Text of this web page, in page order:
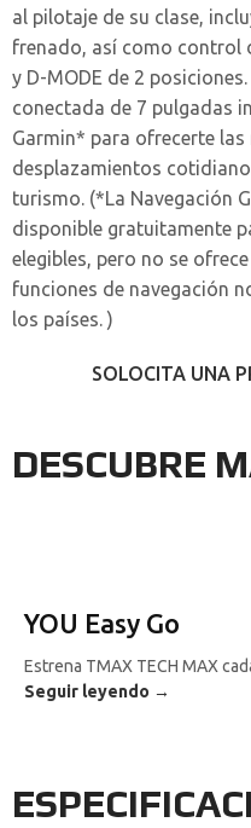
al pilotaje de su clase,
frenado, así como control
y D-MODE de 2
conectada de 7 pulgadas
Garmin* para ofrecerte
desplazamientos
turismo. (*La Navegación
disponible gratuitamente
elegibles, pero no se
funciones de navegación
los países. )
SOLOCITA UNA
DESCUBRE
YOU Easy Go
Estrena TMAX TECH MAX
Seguir leyendo →